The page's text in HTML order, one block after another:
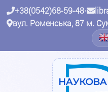
+38(0542)68-59-48•
вул. Роменська, 87 м.